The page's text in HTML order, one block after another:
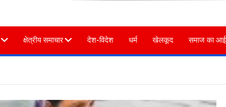
क्षेत्रीय समाचार देश-विदेश धर्म खेलकूद समाज का